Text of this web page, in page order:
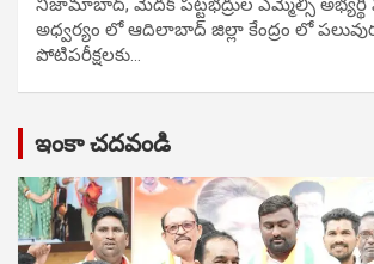
అధ్వర్యం లో ఆదిలాబాద్ జిల్లా కేంద్రం లో
పోటిప‌రీక్ష‌ల‌కు…
ఇంకా చదవండి